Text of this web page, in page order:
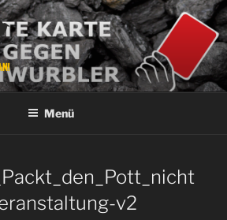
POTT NICHT AN!
Menü
v2